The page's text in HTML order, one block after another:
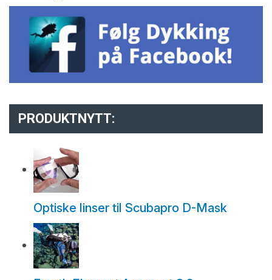
PRODUKTNYTT:
Optiske linser til Scubapro D-Mask